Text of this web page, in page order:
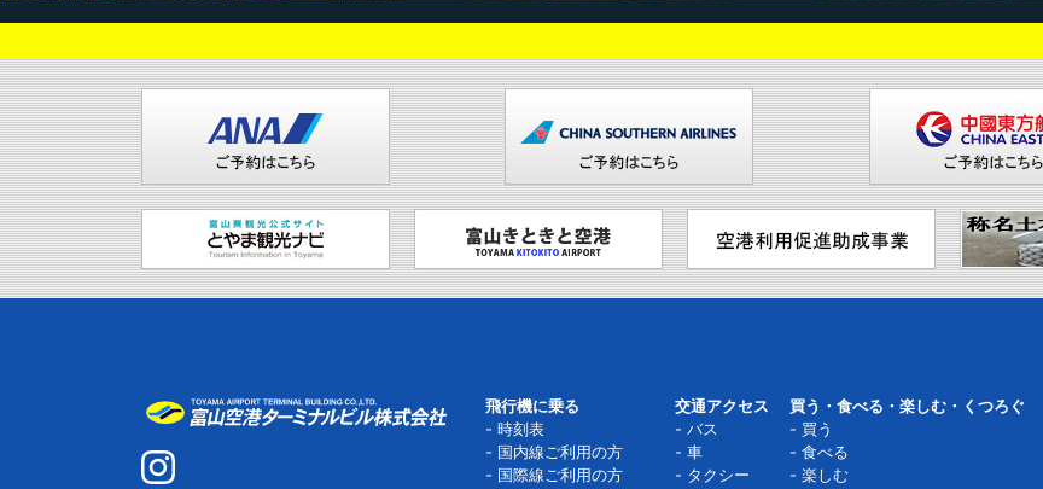
飛行機に乗る
時刻表
国内線ご利用の方
国際線ご利用の方
交通アクセス
バス
車
タクシー
買う・食べる・楽しむ・くつろぐ
買う
食べる
楽しむ